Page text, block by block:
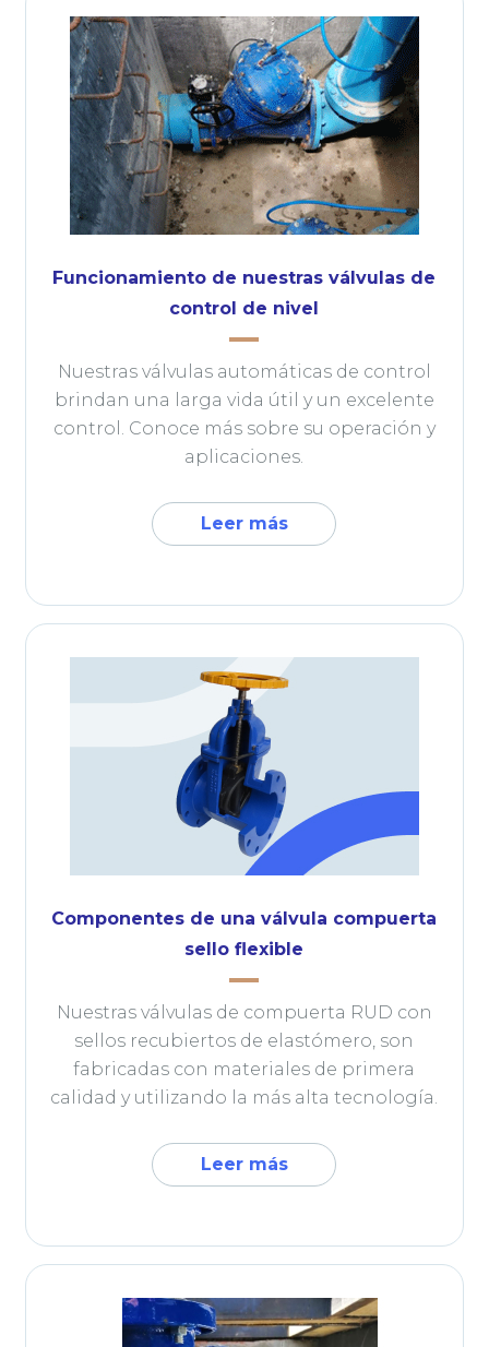
Funcionamiento de nuestras válvulas de
control de nivel
Nuestras válvulas automáticas de control
brindan una larga vida útil y un excelente
control. Conoce más sobre su operación y
aplicaciones.
Leer más
Componentes de una válvula compuerta
sello flexible
Nuestras válvulas de compuerta RUD con
sellos recubiertos de elastómero, son
fabricadas con materiales de primera
calidad y utilizando la más alta tecnología.
Leer más